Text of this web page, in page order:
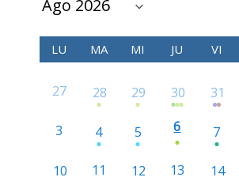
LU MA MI JU VI
27 28 29 30 31
3 4 5 6 7
10 11 12 13 14